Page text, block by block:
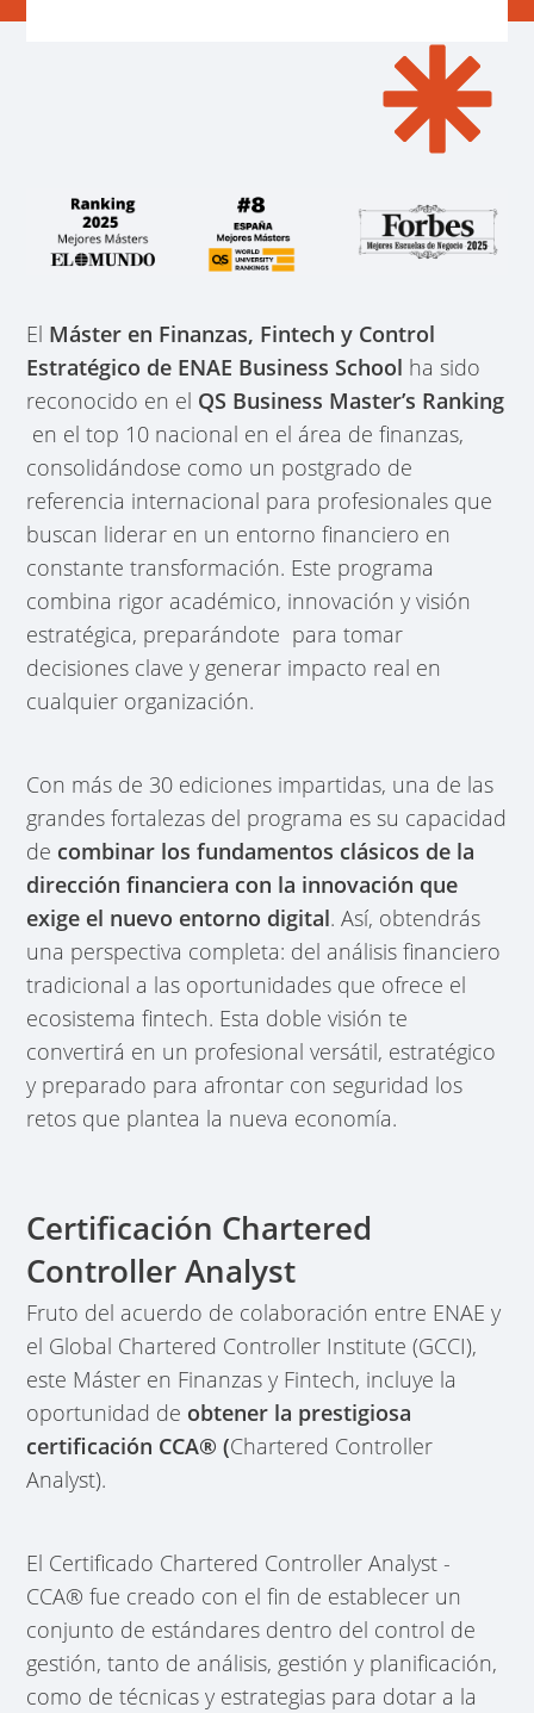
El Máster en Finanzas, Fintech y Control
Estratégico de ENAE Business School ha sido
reconocido en el QS Business Master’s Ranking
en el top 10 nacional en el área de finanzas,
consolidándose como un postgrado de
referencia internacional para profesionales que
buscan liderar en un entorno financiero en
constante transformación. Este programa
combina rigor académico, innovación y visión
estratégica, preparándote para tomar
decisiones clave y generar impacto real en
cualquier organización.
Con más de 30 ediciones impartidas, una de las
grandes fortalezas del programa es su capacidad
de combinar los fundamentos clásicos de la
dirección financiera con la innovación que
exige el nuevo entorno digital. Así, obtendrás
una perspectiva completa: del análisis financiero
tradicional a las oportunidades que ofrece el
ecosistema fintech. Esta doble visión te
convertirá en un profesional versátil, estratégico
y preparado para afrontar con seguridad los
retos que plantea la nueva economía.
Certificación Chartered
Controller Analyst
Fruto del acuerdo de colaboración entre ENAE y
el Global Chartered Controller Institute (GCCI),
este Máster en Finanzas y Fintech, incluye la
oportunidad de obtener la prestigiosa
certificación CCA® (Chartered Controller
Analyst).
El Certificado Chartered Controller Analyst -
CCA® fue creado con el fin de establecer un
conjunto de estándares dentro del control de
gestión, tanto de análisis, gestión y planificación,
como de técnicas y estrategias para dotar a la